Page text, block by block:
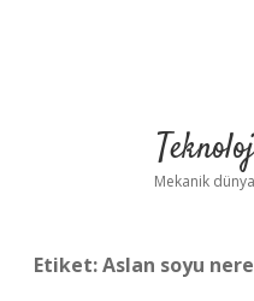
Mekanik
Etiket:Aslan soyu